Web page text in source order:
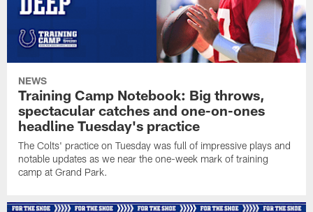
NEWS
Training Camp Notebook: Big throws,
spectacular catches and one-on-ones
headline Tuesday's practice
The Colts' practice on Tuesday was full of impressive plays and
notable updates as we near the one-week mark of training
camp at Grand Park.